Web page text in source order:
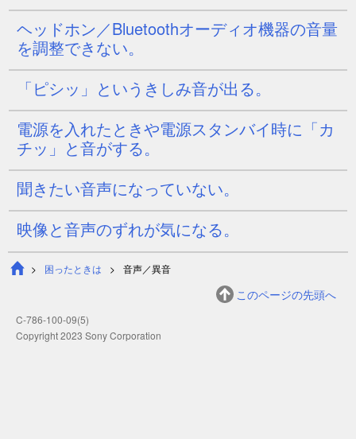
ヘッドホン／Bluetoothオーディオ機器の音量
を調整できない。
「ピシッ」というきしみ音が出る。
電源を入れたときや電源スタンバイ時に「カ
チッ」と音がする。
聞きたい音声になっていない。
映像と音声のずれが気になる。
困ったときは 音声／異音
このページの先頭へ
C-786-100-09(5)
Copyright 2023 Sony Corporation